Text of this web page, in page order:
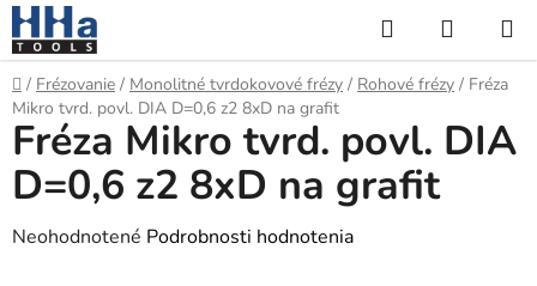
Prejsť
na
obsah
Hľadať
KOŠÍK
Domov
/ Frézovanie / Monolitné tvrdokovové frézy / Rohové frézy / Fréza
Mikro tvrd. povl. DIA D=0,6 z2 8xD na grafit
Fréza Mikro tvrd. povl. DIA
D=0,6 z2 8xD na grafit
Priemerné
Neohodnotené Podrobnosti hodnotenia